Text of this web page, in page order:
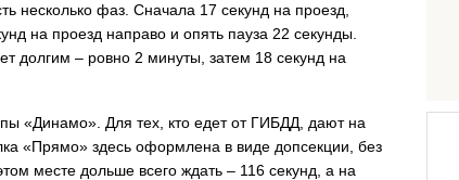
несколько фаз. Сначала 17 секунд на проезд,
на проезд направо и опять пауза 22 секунды.
долгим – ровно 2 минуты, затем 18 секунд на
«Динамо». Для тех, кто едет от ГИБДД, дают на
«Прямо» здесь оформлена в виде допсекции, без
месте дольше всего ждать – 116 секунд, а на